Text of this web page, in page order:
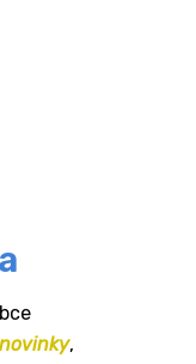
novinky,